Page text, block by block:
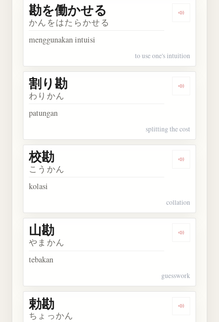
Dengarkan
勘を働かせる
かんをはたらかせる
menggunakan intuisi
to use one's intuition
Dengarkan
割り勘
わりかん
patungan
splitting the cost
Dengarkan
校勘
こうかん
kolasi
collation
Dengarkan
山勘
やまかん
tebakan
guesswork
Dengarkan
勅勘
ちょっかん